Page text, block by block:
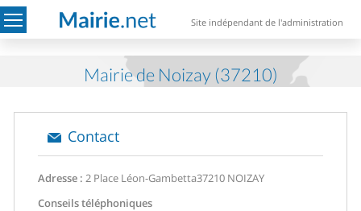
Site indépendant de l'administration
Mairie de Noizay (37210)
Contact
Adresse : 2 Place Léon-Gambetta37210 NOIZAY
Conseils téléphoniques